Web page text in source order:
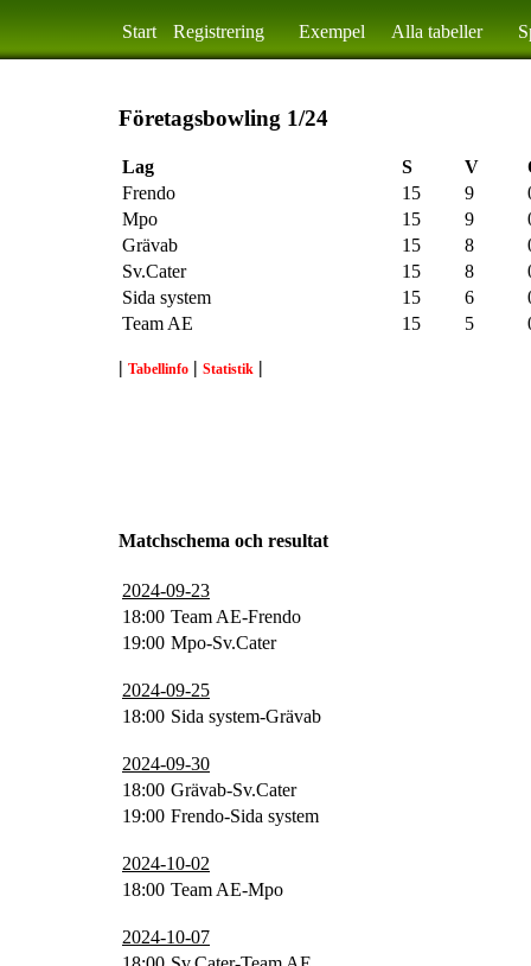
Företagsbowling 1/24
Lag S V
Frendo
15 9
Mpo
15 9
Grävab
15 8
Sv.Cater
15 8
Sida system
15 6
Team AE
15 5
| Tabellinfo | Statistik |
Matchschema och resultat
2024-09-23
18:00 Team AE-Frendo
19:00 Mpo-Sv.Cater
2024-09-25
18:00 Sida system-Grävab
2024-09-30
18:00 Grävab-Sv.Cater
19:00 Frendo-Sida system
2024-10-02
18:00 Team AE-Mpo
2024-10-07
Start Registrering Exempel Alla tabeller